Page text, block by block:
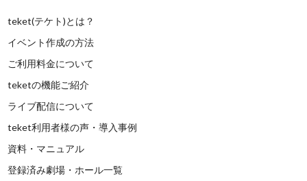
teket(テケト)とは？
イベント作成の方法
ご利用料金について
teketの機能ご紹介
ライブ配信について
teket利用者様の声・導入事例
資料・マニュアル
登録済み劇場・ホール一覧